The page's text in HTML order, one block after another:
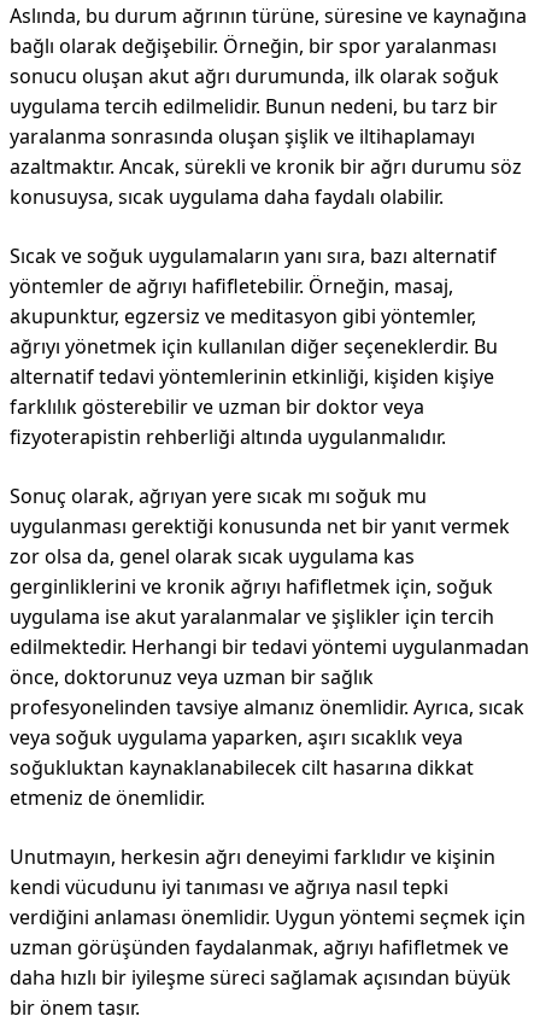
Aslında, bu durum ağrının türüne, süresine ve kaynağına
bağlı olarak değişebilir. Örneğin, bir spor yaralanması
sonucu oluşan akut ağrı durumunda, ilk olarak soğuk
uygulama tercih edilmelidir. Bunun nedeni, bu tarz bir
yaralanma sonrasında oluşan şişlik ve iltihaplamayı
azaltmaktır. Ancak, sürekli ve kronik bir ağrı durumu söz
konusuysa, sıcak uygulama daha faydalı olabilir.
Sıcak ve soğuk uygulamaların yanı sıra, bazı alternatif
yöntemler de ağrıyı hafifletebilir. Örneğin, masaj,
akupunktur, egzersiz ve meditasyon gibi yöntemler,
ağrıyı yönetmek için kullanılan diğer seçeneklerdir. Bu
alternatif tedavi yöntemlerinin etkinliği, kişiden kişiye
farklılık gösterebilir ve uzman bir doktor veya
fizyoterapistin rehberliği altında uygulanmalıdır.
Sonuç olarak, ağrıyan yere sıcak mı soğuk mu
uygulanması gerektiği konusunda net bir yanıt vermek
zor olsa da, genel olarak sıcak uygulama kas
gerginliklerini ve kronik ağrıyı hafifletmek için, soğuk
uygulama ise akut yaralanmalar ve şişlikler için tercih
edilmektedir. Herhangi bir tedavi yöntemi uygulanmadan
önce, doktorunuz veya uzman bir sağlık
profesyonelinden tavsiye almanız önemlidir. Ayrıca, sıcak
veya soğuk uygulama yaparken, aşırı sıcaklık veya
soğukluktan kaynaklanabilecek cilt hasarına dikkat
etmeniz de önemlidir.
Unutmayın, herkesin ağrı deneyimi farklıdır ve kişinin
kendi vücudunu iyi tanıması ve ağrıya nasıl tepki
verdiğini anlaması önemlidir. Uygun yöntemi seçmek için
uzman görüşünden faydalanmak, ağrıyı hafifletmek ve
daha hızlı bir iyileşme süreci sağlamak açısından büyük
bir önem taşır.